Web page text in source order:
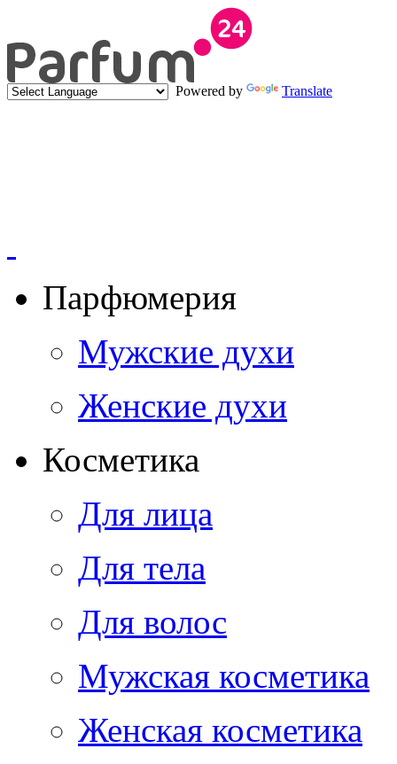
Powered by Translate
Парфюмерия
Мужские духи
Женские духи
Косметика
Для лица
Для тела
Для волос
Мужская косметика
Женская косметика